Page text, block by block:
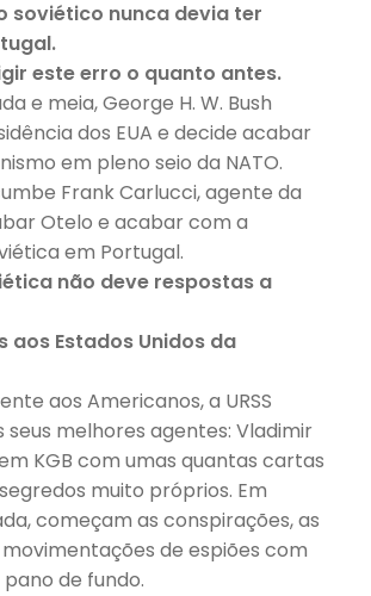
soviético nunca devia ter
este erro o quanto antes.
e meia, George H. W. Bush
dos EUA e decide acabar
em pleno seio da NATO.
Frank Carlucci, agente da
Otelo e acabar com a
em Portugal.
não deve respostas a
aos Estados Unidos da
aos Americanos, a URSS
seus melhores agentes: Vladimir
KGB com umas quantas cartas
muito próprios. Em
começam as conspirações, as
de espiões com
de fundo.